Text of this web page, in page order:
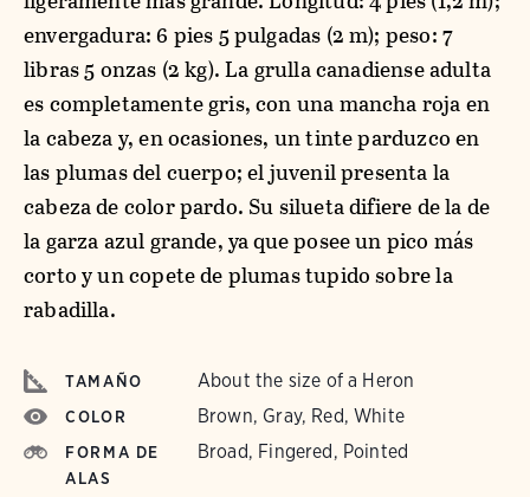
envergadura: 6 pies 5 pulgadas (2 m); peso: 7
libras 5 onzas (2 kg). La grulla canadiense adulta
es completamente gris, con una mancha roja en
la cabeza y, en ocasiones, un tinte parduzco en
las plumas del cuerpo; el juvenil presenta la
cabeza de color pardo. Su silueta difiere de la de
la garza azul grande, ya que posee un pico más
corto y un copete de plumas tupido sobre la
rabadilla.
TAMAÑO About the size of a Heron
COLOR Brown, Gray, Red, White
FORMA DE
ALAS
Broad, Fingered, Pointed